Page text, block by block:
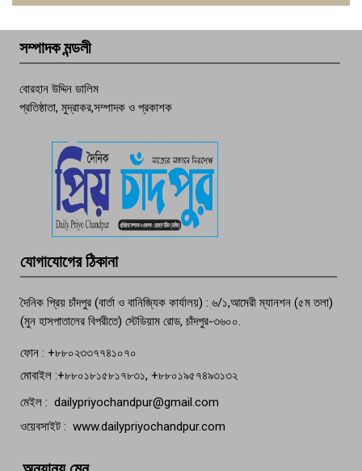
পচা দুর্গন্ধে ৯৯৯-এ ফোন, ফরিদগঞ্জে
তরুণের অর্ধগলিত লাশ উদ্ধার
বেঁচে নেই, বিভিন্ন সংগঠনের শোক
সম্পাদক মন্ডলী
বোরহান উদ্দিন ডালিম
প্রতিষ্ঠাতা, মুদ্রাকর,সম্পাদক ও প্রকাশক
যোগাযোগের ঠিকানা
দৈনিক প্রিয় চাঁদপুর (বার্তা ও বানিজ্যিক কার্যালয়) : ৬/১,আমেরী ম্যানশন (৫ম তলা)
(মুন হাসপাতালের বিপরীতে) স্টেডিয়াম রোড, চাঁদপুর-৩৬০০.
ফোন : +৮৮০২৩৩৭৭৪১০৭০
মোবাইল :+৮৮০১৮১৫৮১৭৮৩১, +৮৮০১৯৫৭৪৯৩১৩২
মেইল : dailypriyochandpur@gmail.com
ওয়েবসাইট : www.dailypriyochandpur.com